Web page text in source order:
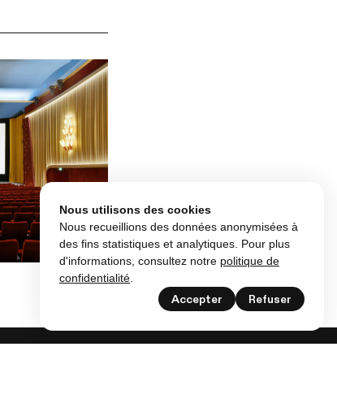
Nous utilisons des cookies
Nous recueillions des données anonymisées à
des fins statistiques et analytiques. Pour plus
d'informations, consultez notre politique de
confidentialité
Accepter Refuser